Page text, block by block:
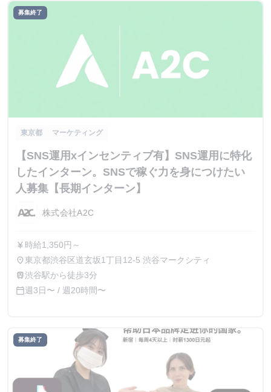
募集終了
東京都 マーケティング
【SNS運用xインセンティブ有】SNS運用に特化
したインターン。SNSで稼ぐ力を身につけたい
人募集【長期インターン】
株式会社A2C
currency_yen 時給1,350円～
place東京都渋谷区道玄坂1丁目12-5 渋谷マークシティ
train渋谷駅から徒歩3分
calendar_today週3日〜 / 週20時間〜
募集終了